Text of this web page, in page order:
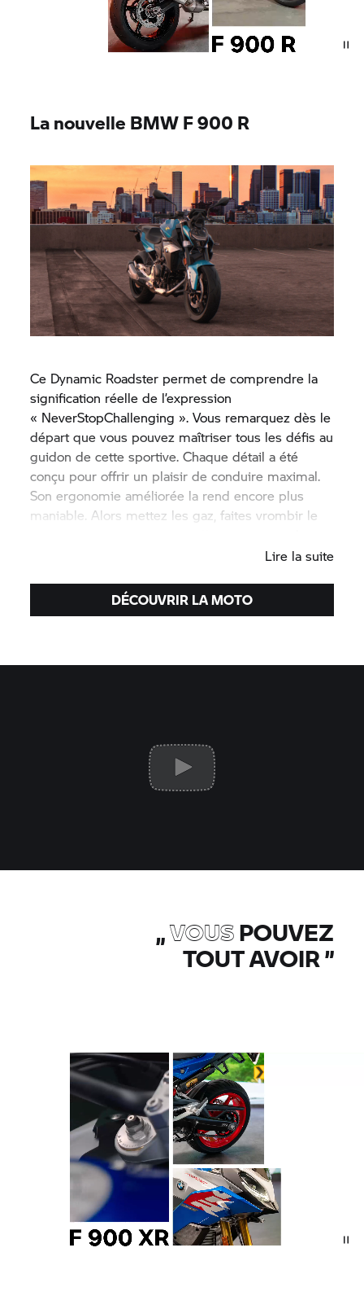
La nouvelle BMWF 900 R
Ce Dynamic Roadster permet de comprendre la
signification réelle de l’expression
« NeverStopChallenging ». Vous remarquez dès le
départ que vous pouvez maîtriser tous les défis au
guidon de cette sportive. Chaque détail a été
conçu pour offrir un plaisir de conduire maximal.
Son ergonomie améliorée la rend encore plus
maniable. Alors mettez les gaz, faites vrombir le
Lire la suite
DÉCOUVRIR LA MOTO
„VOUSPOUVEZ
TOUT AVOIR”